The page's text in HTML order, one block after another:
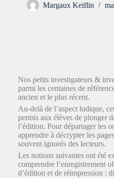
Margaux Keiflin
Nos petits investigateurs &
parmi les centaines de
ancien et le plus récent.
Au-delà de l’aspect ludique,
permis aux élèves de plonger
l’édition. Pour départager les
apprendre à décrypter les
souvent ignorés des lecteurs.
Les notions suivantes ont été
comprendre l’enregistrement
d’édition et de réimpression :